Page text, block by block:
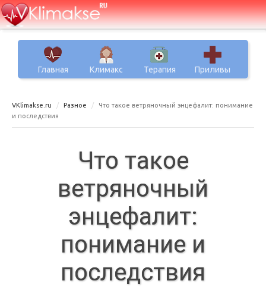
Главная Климакс Терапия Приливы
VKlimakse.ru Разное
Что такое ветряночный энцефалит: понимание
и последствия
Что такое
ветряночный
энцефалит:
понимание и
последствия